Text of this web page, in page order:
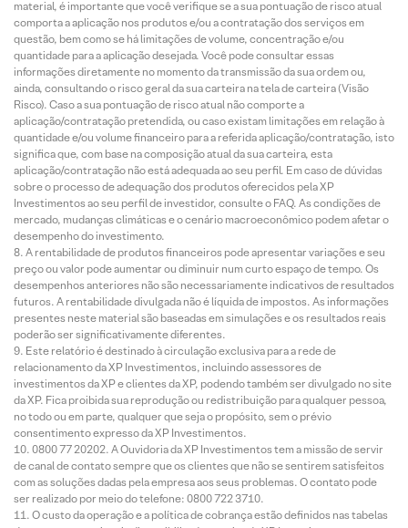
material, é importante que você verifique se a sua pontuação de risco atual
comporta a aplicação nos produtos e/ou a contratação dos serviços em
questão, bem como se há limitações de volume, concentração e/ou
quantidade para a aplicação desejada. Você pode consultar essas
informações diretamente no momento da transmissão da sua ordem ou,
ainda, consultando o risco geral da sua carteira na tela de carteira (Visão
Risco). Caso a sua pontuação de risco atual não comporte a
aplicação/contratação pretendida, ou caso existam limitações em relação à
quantidade e/ou volume financeiro para a referida aplicação/contratação, isto
significa que, com base na composição atual da sua carteira, esta
aplicação/contratação não está adequada ao seu perfil. Em caso de dúvidas
sobre o processo de adequação dos produtos oferecidos pela XP
Investimentos ao seu perfil de investidor, consulte o FAQ. As condições de
mercado, mudanças climáticas e o cenário macroeconômico podem afetar o
desempenho do investimento.
A rentabilidade de produtos financeiros pode apresentar variações e seu
preço ou valor pode aumentar ou diminuir num curto espaço de tempo. Os
desempenhos anteriores não são necessariamente indicativos de resultados
futuros. A rentabilidade divulgada não é líquida de impostos. As informações
presentes neste material são baseadas em simulações e os resultados reais
poderão ser significativamente diferentes.
Este relatório é destinado à circulação exclusiva para a rede de
relacionamento da XP Investimentos, incluindo assessores de
investimentos da XP e clientes da XP, podendo também ser divulgado no site
da XP. Fica proibida sua reprodução ou redistribuição para qualquer pessoa,
no todo ou em parte, qualquer que seja o propósito, sem o prévio
consentimento expresso da XP Investimentos.
0800 77 20202. A Ouvidoria da XP Investimentos tem a missão de servir
de canal de contato sempre que os clientes que não se sentirem satisfeitos
com as soluções dadas pela empresa aos seus problemas. O contato pode
ser realizado por meio do telefone: 0800 722 3710.
O custo da operação e a política de cobrança estão definidos nas tabelas